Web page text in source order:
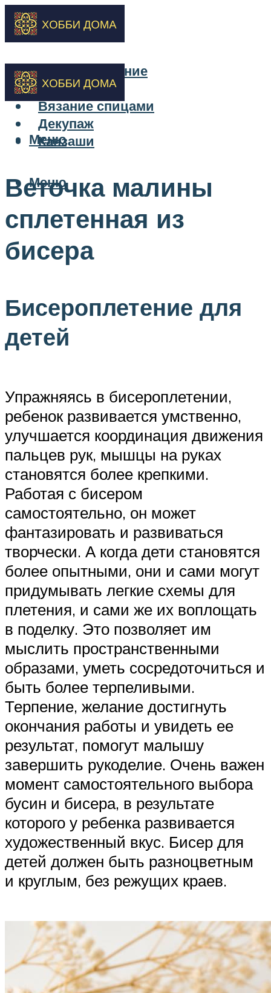
Бисероплетение
Вышивка
Вязание спицами
Декупаж
Канзаши
Меню
Меню
Веточка малины
сплетенная из
бисера
Бисероплетение для
детей
Упражняясь в бисероплетении,
ребенок развивается умственно,
улучшается координация движения
пальцев рук, мышцы на руках
становятся более крепкими.
Работая с бисером
самостоятельно, он может
фантазировать и развиваться
творчески. А когда дети становятся
более опытными, они и сами могут
придумывать легкие схемы для
плетения, и сами же их воплощать
в поделку. Это позволяет им
мыслить пространственными
образами, уметь сосредоточиться и
быть более терпеливыми.
Терпение, желание достигнуть
окончания работы и увидеть ее
результат, помогут малышу
завершить рукоделие. Очень важен
момент самостоятельного выбора
бусин и бисера, в результате
которого у ребенка развивается
художественный вкус. Бисер для
детей должен быть разноцветным
и круглым, без режущих краев.